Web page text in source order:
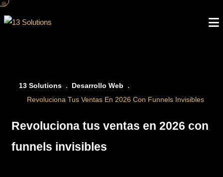
content
13 Solutions
Desarrollo Web
Revoluciona Tus Ventas En 2026 Con Funnels Invisibles
Revoluciona tus ventas en 2026 con
funnels invisibles